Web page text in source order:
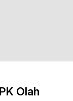
Olah